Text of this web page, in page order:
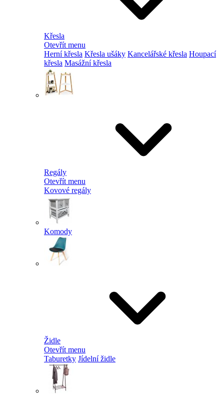
Křesla
Otevřít menu
Herní křesla Křesla ušáky Kancelářské křesla Houpací
křesla Masážní křesla
Regály
Otevřít menu
Kovové regály
Komody
Židle
Otevřít menu
Taburetky Jídelní židle